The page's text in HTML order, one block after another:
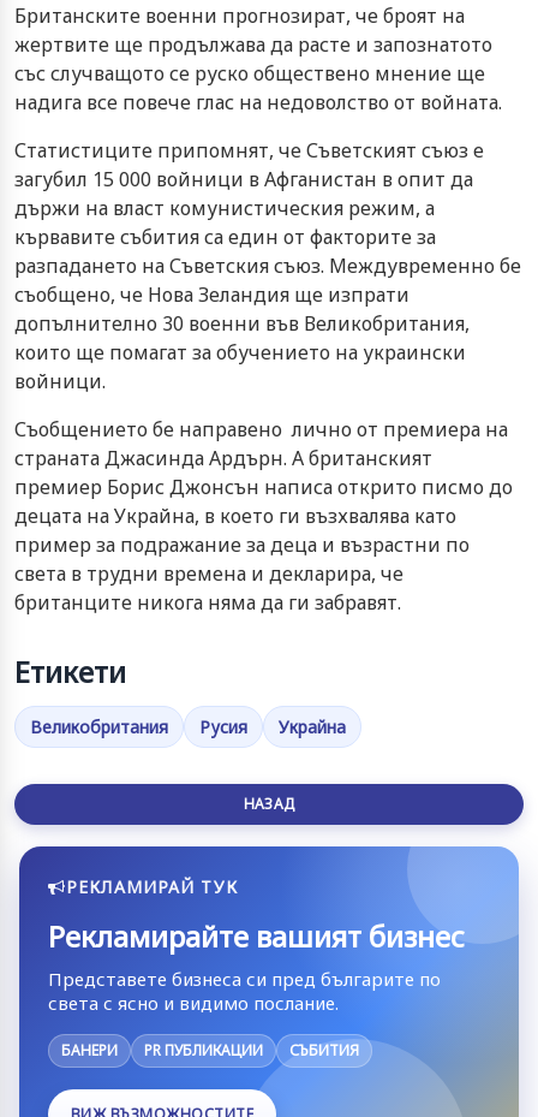
Британските военни прогнозират, че броят на
жертвите ще продължава да расте и запознатото
със случващото се руско обществено мнение ще
надига все повече глас на недоволство от войната.
Статистиците припомнят, че Съветският съюз е
загубил 15 000 войници в Афганистан в опит да
държи на власт комунистическия режим, а
кървавите събития са един от факторите за
разпадането на Съветския съюз. Междувременно бе
съобщено, че Нова Зеландия ще изпрати
допълнително 30 военни във Великобритания,
които ще помагат за обучението на украински
войници.
Съобщението бе направено лично от премиера на
страната Джасинда Ардърн. А британският
премиер Борис Джонсън написа открито писмо до
децата на Украйна, в което ги възхвалява като
пример за подражание за деца и възрастни по
света в трудни времена и декларира, че
британците никога няма да ги забравят.
Етикети
Великобритания Русия Украйна
НАЗАД
РЕКЛАМИРАЙ ТУК
Рекламирайте вашият бизнес
Представете бизнеса си пред българите по
света с ясно и видимо послание.
БАНЕРИ PR ПУБЛИКАЦИИ СЪБИТИЯ